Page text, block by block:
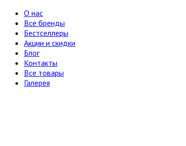
О нас
Все бренды
Бестселлеры
Акции и скидки
Блог
Контакты
Все товары
Галерея